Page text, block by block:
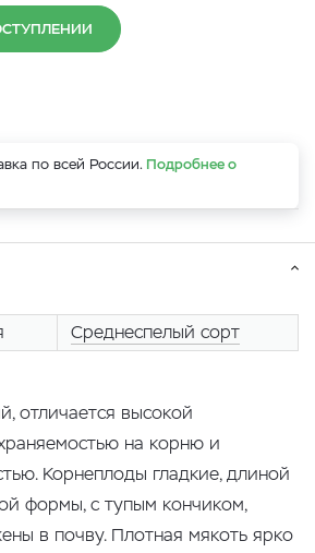
по всей России. Подробнее о
Среднеспелый сорт
отличается высокой
на корню и
Корнеплоды гладкие, длиной
формы, с тупым кончиком,
в почву. Плотная мякоть ярко